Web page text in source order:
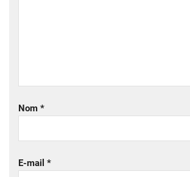
Nom *
E-mail *